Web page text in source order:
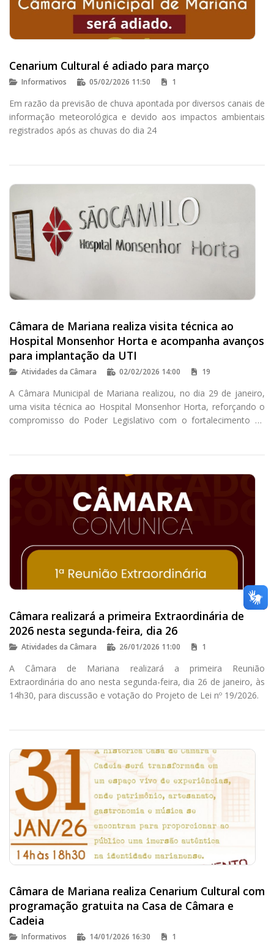
Cenarium Cultural é adiado para março
Informativos 05/02/2026 11:50 1
Em razão da previsão de chuva apontada por diversos canais de
informação meteorológica e devido aos impactos ambientais
registrados após as chuvas do dia 24
Câmara de Mariana realiza visita técnica ao
Hospital Monsenhor Horta e acompanha avanços
para implantação da UTI
Atividades da Câmara 02/02/2026 14:00 19
A Câmara Municipal de Mariana realizou, no dia 29 de janeiro,
uma visita técnica ao Hospital Monsenhor Horta, reforçando o
compromisso do Poder Legislativo com o fortalecimento da
Câmara realizará a primeira Extraordinária de
2026 nesta segunda-feira, dia 26
Atividades da Câmara 26/01/2026 11:00 1
A Câmara de Mariana realizará a primeira Reunião
Extraordinária do ano nesta segunda-feira, dia 26 de janeiro, às
14h30, para discussão e votação do Projeto de Lei nº 19/2026.
Câmara de Mariana realiza Cenarium Cultural com
programação gratuita na Casa de Câmara e
Cadeia
Informativos 14/01/2026 16:30 1